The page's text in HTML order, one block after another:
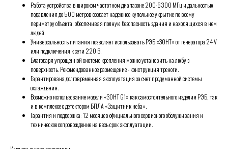
Работа устройства в широком частотном диапазоне 200-6300 МГц и дальностью
подавления до 500 метров создает надежное купольное укрытие по всему
периметру объекта, обеспечивая полную безопасность здания и находящихся в нем
людей.
Универсальность питания позволяет использовать РЭБ «ЗОНТ» от генератора 24 V
или подключения к сети 220 В.
Благодаря упрощенной системе крепления можно установить на любую
поверхность. Рекомендованное размещение - конструкция треноги.
Гарантирована долговременная эксплуатация за счет продуманной системы
охлаждения.
Возможно использование модели «ЗОНТ G1» как самостоятельного изделия РЭБ, так
и в комплексе с детектором БПЛА «Защитник неба».
Гарантия и поддержка: 12 месяцев официального сервисного обслуживания и
техническое сопровождение на весь срок эксплуатации.